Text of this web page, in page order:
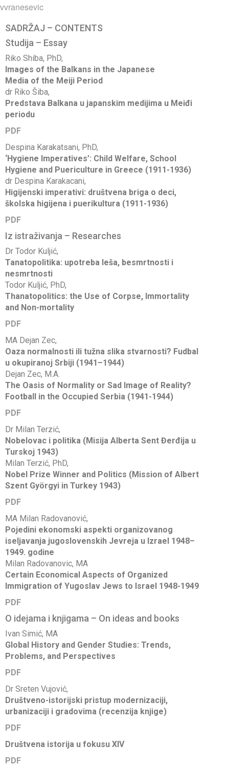
vvranesevic
SADRŽAJ – CONTENTS
Studija – Essay
Riko Shiba, PhD,
Images of the Balkans in the Japanese
Media of the Meiji Period
dr Riko Šiba,
Predstava Balkana u japanskim medijima u Meiđi
periodu
PDF
Despina Karakatsani, PhD,
‘Hygiene Imperatives’: Child Welfare, School
Hygiene and Puericulture in Greece (1911-1936)
dr Despina Karakacani,
Higijenski imperativi: društvena briga o deci,
školska higijena i puerikultura (1911-1936)
PDF
Iz istraživanja – Researches
Dr Todor Kuljić,
Tanatopolitika: upotreba leša, besmrtnosti i
nesmrtnosti
Todor Kuljić, PhD,
Thanatopolitics: the Use of Corpse, Immortality
and Non-mortality
PDF
MA Dejan Zec,
Oaza normalnosti ili tužna slika stvarnosti? Fudbal
u okupiranoj Srbiji (1941–1944)
Dejan Zec, M.A.
The Oasis of Normality or Sad Image of Reality?
Football in the Occupied Serbia (1941-1944)
PDF
Dr Milan Terzić,
Nobelovac i politika (Misija Alberta Sent Đerđija u
Turskoj 1943)
Milan Terzić, PhD,
Nobel Prize Winner and Politics (Mission of Albert
Szent Györgyi in Turkey 1943)
PDF
MA Milan Radovanović,
Pojedini ekonomski aspekti organizovanog
iseljavanja jugoslovenskih Jevreja u Izrael 1948–
1949. godine
Milan Radovanovic, MA
Certain Economical Aspects of Organized
Immigration of Yugoslav Jews to Israel 1948-1949
PDF
O idejama i knjigama – On ideas and books
Ivan Simić, MA
Global History and Gender Studies: Trends,
Problems, and Perspectives
PDF
Dr Sreten Vujović,
Društveno-istorijski pristup modernizaciji,
urbanizaciji i gradovima (recenzija knjige)
PDF
Društvena istorija u fokusu XIV
PDF